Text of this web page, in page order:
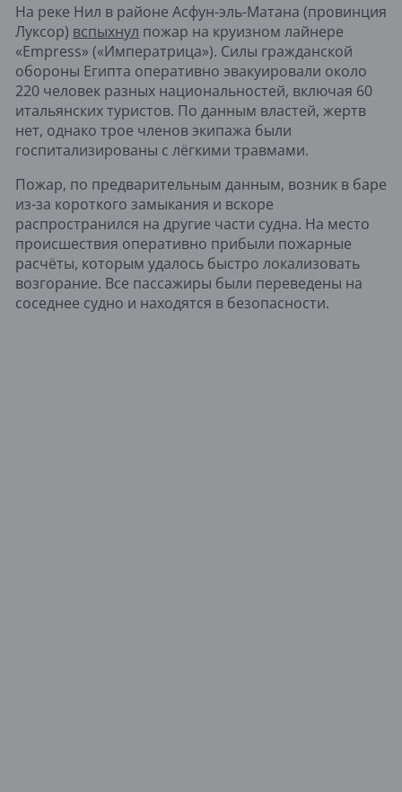
На реке Нил в районе Асфун-эль-Матана (провинция
Луксор) вспыхнул пожар на круизном лайнере
«Empress» («Императрица»). Силы гражданской
обороны Египта оперативно эвакуировали около
220 человек разных национальностей, включая 60
итальянских туристов. По данным властей, жертв
нет, однако трое членов экипажа были
госпитализированы с лёгкими травмами.
Пожар, по предварительным данным, возник в баре
из-за короткого замыкания и вскоре
распространился на другие части судна. На место
происшествия оперативно прибыли пожарные
расчёты, которым удалось быстро локализовать
возгорание. Все пассажиры были переведены на
соседнее судно и находятся в безопасности.